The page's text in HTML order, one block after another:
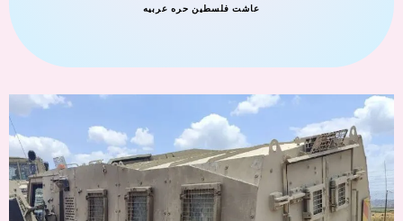
عاشت فلسطين حره عربيه